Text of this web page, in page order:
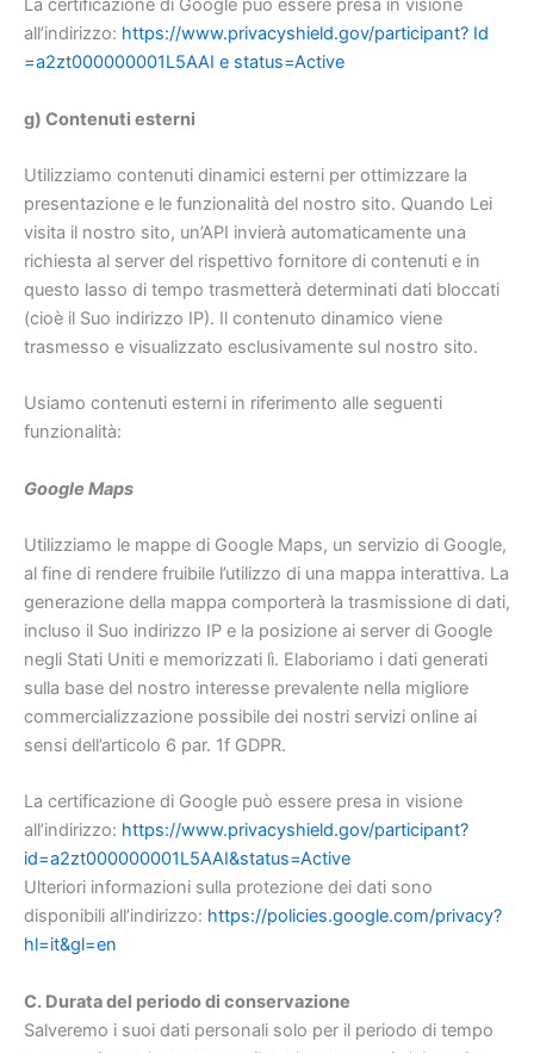
La certificazione di Google può essere presa in visione
all’indirizzo: https://www.privacyshield.gov/participant? Id
=a2zt000000001L5AAI e status=Active
g) Contenuti esterni
Utilizziamo contenuti dinamici esterni per ottimizzare la
presentazione e le funzionalità del nostro sito. Quando Lei
visita il nostro sito, un’API invierà automaticamente una
richiesta al server del rispettivo fornitore di contenuti e in
questo lasso di tempo trasmetterà determinati dati bloccati
(cioè il Suo indirizzo IP). Il contenuto dinamico viene
trasmesso e visualizzato esclusivamente sul nostro sito.
Usiamo contenuti esterni in riferimento alle seguenti
funzionalità:
Google Maps
Utilizziamo le mappe di Google Maps, un servizio di Google,
al fine di rendere fruibile l’utilizzo di una mappa interattiva. La
generazione della mappa comporterà la trasmissione di dati,
incluso il Suo indirizzo IP e la posizione ai server di Google
negli Stati Uniti e memorizzati lì. Elaboriamo i dati generati
sulla base del nostro interesse prevalente nella migliore
commercializzazione possibile dei nostri servizi online ai
sensi dell’articolo 6 par. 1f GDPR.
La certificazione di Google può essere presa in visione
all’indirizzo: https://www.privacyshield.gov/participant?
id=a2zt000000001L5AAI&status=Active
Ulteriori informazioni sulla protezione dei dati sono
disponibili all’indirizzo: https://policies.google.com/privacy?
hl=it&gl=en
C. Durata del periodo di conservazione
Salveremo i suoi dati personali solo per il periodo di tempo